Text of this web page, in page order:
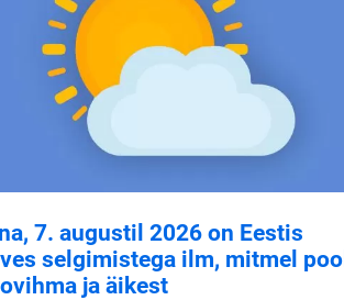
7. augustil 2026 on Eestis
selgimistega ilm, mitmel pool
ja äikest